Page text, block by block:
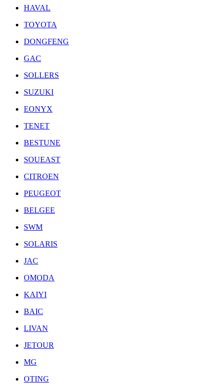
HAVAL
TOYOTA
DONGFENG
GAC
SOLLERS
SUZUKI
EONYX
TENET
BESTUNE
SOUEAST
CITROEN
PEUGEOT
BELGEE
SWM
SOLARIS
JAC
OMODA
KAIYI
BAIC
LIVAN
JETOUR
MG
OTING